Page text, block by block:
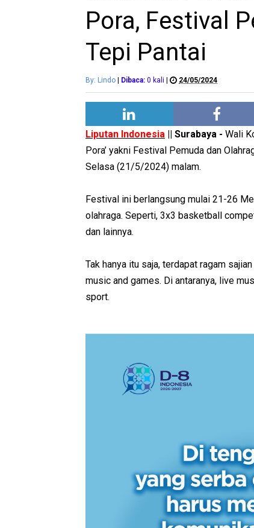
Pora, Festival
Tepi Pantai
By: Lindo Dibaca: 0 kali 24/05/2024
Liputan Indonesia || Surabaya - Wali
Pora’ yakni Festival Pemuda dan
Selasa (21/5/2024) malam.
Festival ini berlangsung mulai 21-26
olahraga. Seperti, 3x3 basketball
dan lainnya.
Tak hanya itu saja, terdapat ragam
music and games. Di antaranya, live
sport.